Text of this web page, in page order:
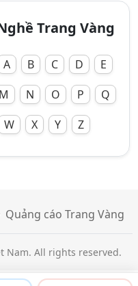
Trang Vàng
A B C D
E
M N O P
Q
W X Y Z
Quảng cáo Trang Vàng
Nam. All rights reserved.